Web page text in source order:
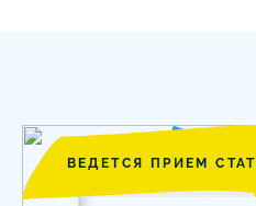
ВЕДЕТСЯ ПРИЕМ